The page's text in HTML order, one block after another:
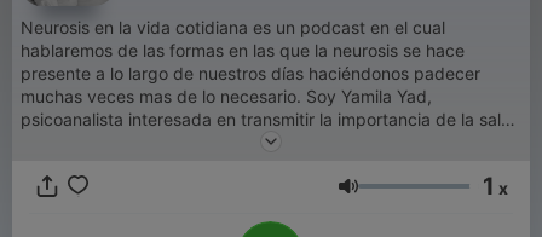
Neurosis en la vida cotidiana es un podcast en el cual
hablaremos de las formas en las que la neurosis se hace
presente a lo largo de nuestros días haciéndonos padecer
muchas veces mas de lo necesario. Soy Yamila Yad,
psicoanalista interesada en transmitir la importancia de la salud
humana.
Ένταση 1 x